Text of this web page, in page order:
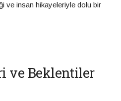
ve insan hikayeleriyle dolu bir
ve Beklentiler